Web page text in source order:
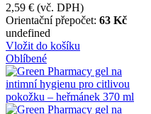
2,59 € (vč. DPH)
Orientační přepočet: 63 Kč
undefined
Vložit do košíku
Oblíbené